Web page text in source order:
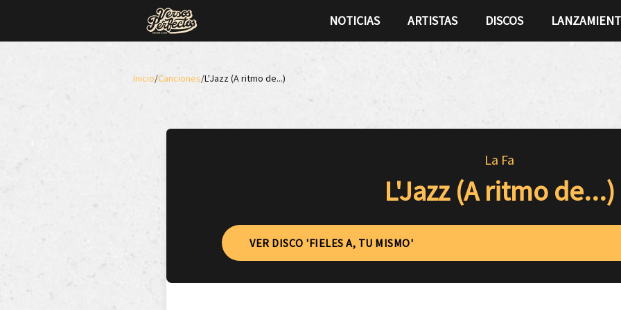
NOTICIAS ARTISTAS DISCOS
Inicio/Canciones/L'Jazz (A ritmo de...)
La Fa
L'Jazz (A ritmo de...)
VER DISCO 'FIELES A, TU MISMO'